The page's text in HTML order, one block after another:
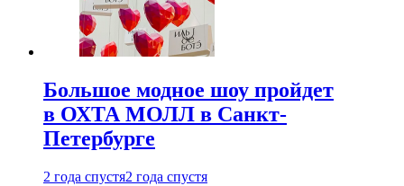
Большое модное шоу пройдет
в ОХТА МОЛЛ в Санкт-
Петербурге
2 года спустя2 года спустя